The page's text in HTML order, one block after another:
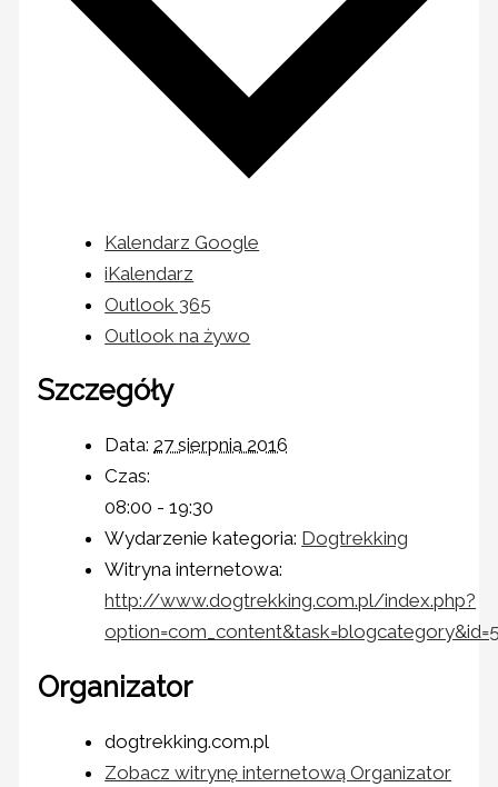
Kalendarz Google
iKalendarz
Outlook 365
Outlook na żywo
Szczegóły
Data: 27 sierpnia 2016
Czas:
08:00 - 19:30
Wydarzenie kategoria: Dogtrekking
Witryna internetowa:
http://www.dogtrekking.com.pl/index.php?
Organizator
dogtrekking.com.pl
Zobacz witrynę internetową Organizator